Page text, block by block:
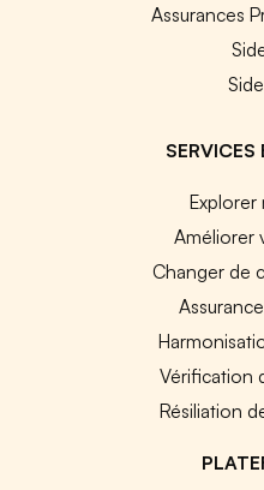
Assurances
SERVICES
Améliorer
Changer de
Vérification
Résiliation